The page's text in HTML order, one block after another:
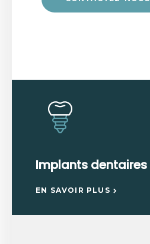
Implants dentaires
EN SAVOIR PLUS